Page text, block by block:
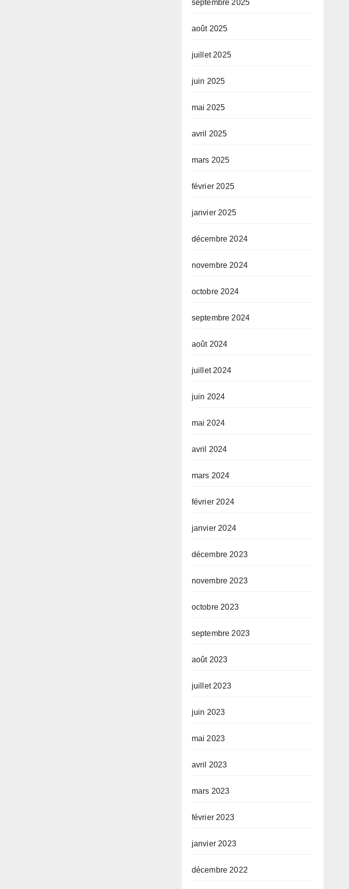
septembre 2025
août 2025
juillet 2025
juin 2025
mai 2025
avril 2025
mars 2025
février 2025
janvier 2025
décembre 2024
novembre 2024
octobre 2024
septembre 2024
août 2024
juillet 2024
juin 2024
mai 2024
avril 2024
mars 2024
février 2024
janvier 2024
décembre 2023
novembre 2023
octobre 2023
septembre 2023
août 2023
juillet 2023
juin 2023
mai 2023
avril 2023
mars 2023
février 2023
janvier 2023
décembre 2022